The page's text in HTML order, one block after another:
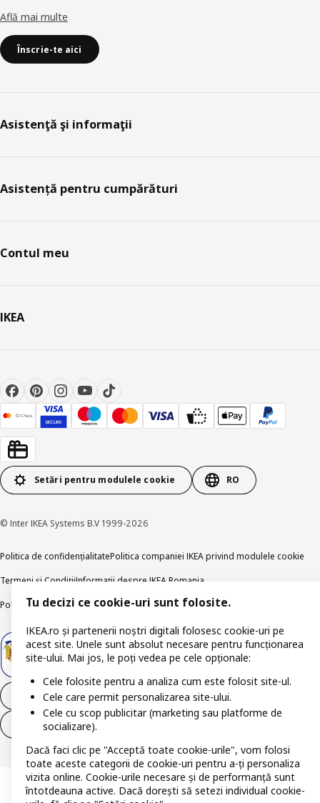
Află mai multe
Înscrie-te aici
Asistenţă şi informaţii
Asistență pentru cumpărături
Contul meu
IKEA
Setări pentru modulele cookie RO
© Inter IKEA Systems B.V 1999-2026
Politica de confidențialitatePolitica companiei IKEA privind modulele cookie
Termeni și CondițiiInformații despre IKEA Romania
Politica de publicare responsabilăAccesibilitatea digitală
Retrage-te din contract
Retrage-te din contract (servicii)
Tu decizi ce cookie-uri sunt folosite.
IKEA.ro și partenerii noștri digitali folosesc cookie-uri pe
acest site. Unele sunt absolut necesare pentru funcționarea
site-ului. Mai jos, le poți vedea pe cele opționale:
Cele folosite pentru a analiza cum este folosit site-ul.
Cele care permit personalizarea site-ului.
Cele cu scop publicitar (marketing sau platforme de
socializare).
Dacă faci clic pe "Acceptă toate cookie-urile", vom folosi
toate aceste categorii de cookie-uri pentru a-ți personaliza
vizita online. Cookie-urile necesare și de performanță sunt
întotdeauna active. Dacă dorești să setezi individual cookie-